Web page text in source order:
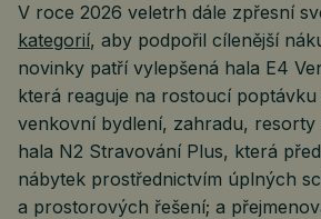
V roce 2026 veletrh dále zpřesní
kategorií, aby podpořil cílenější
novinky patří vylepšená hala E4
která reaguje na rostoucí
venkovní bydlení, zahradu, resorty
hala N2 Stravování Plus, která
nábytek prostřednictvím úplných
a prostorových řešení; a